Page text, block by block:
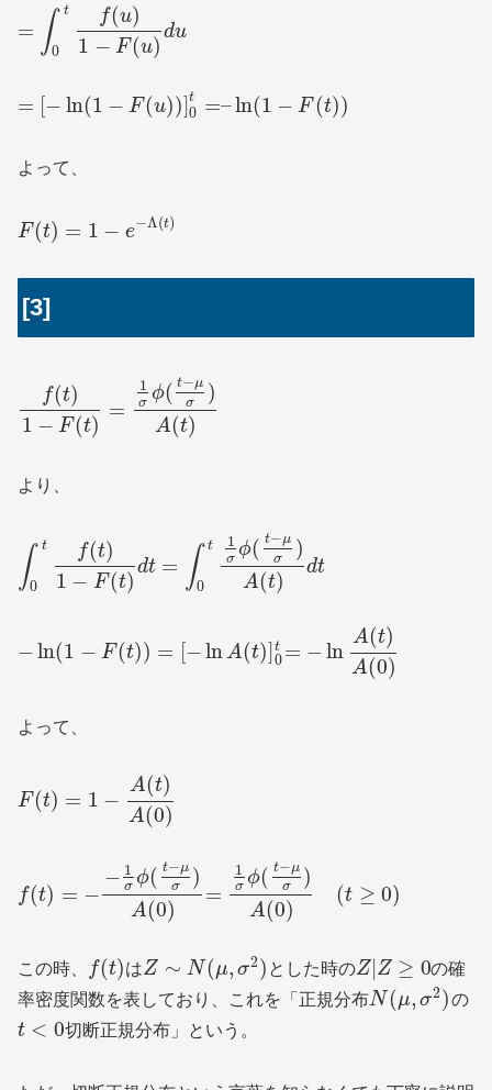
= ∫ t
0
f(u)
1 − F (u)
du
= [− ln(1 − F(u))]t
0 =–ln(1 − F(t))
よって、
F (t) = 1 − e−Λ(t)
[3]
f(t)
1 − F(t)
=
1
σ ϕ( t−μ
σ
)
A(t)
より、
∫ t
0
f(t)
1 − F(t)
dt = ∫ t
0
1
σ ϕ( t−μ
σ
)
A(t)
dt
−ln(1 − F (t)) = [−lnA(t)] t
0 = −ln
A(t)
A(0)
よって、
F (t) = 1 −
A(t)
A(0)
f(t) = −
− 1
σ ϕ( t−μ
σ
)
A(0)
=
1
σ ϕ( t−μ
σ
)
A(0)
(t ≥ 0)
この時、 f(t)はZ ∼ N(μ, σ2) とした時のZ |Z ≥ 0の確
率密度関数を表しており、これを「正規分布N(μ, σ2)の
t < 0切断正規分布」という。